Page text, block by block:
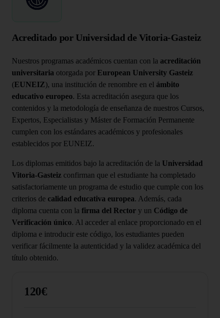
Acreditado por Universidad de Vitoria-Gasteiz
Nuestros programas académicos cuentan con la acreditación
universitaria otorgada por European University Gasteiz
(EUNEIZ), una institución de renombre en el ámbito
educativo europeo. Esta acreditación asegura que los
contenidos y la metodología de enseñanza de nuestros Cursos,
Expertos, Especialistas y Máster de Formación Permanente
cumplen con los estándares académicos y profesionales
establecidos por EUNEIZ.
Los diplomas emitidos bajo la acreditación de la Universidad
Vitoria-Gasteiz confirman que el estudiante ha completado
satisfactoriamente un programa de estudio que cumple con los
criterios de calidad educativa europea. Además, cada
diploma cuenta con la firma del Rector y un Código de
Verificación único. Al acceder al enlace proporcionado en el
diploma e introducir este código, los estudiantes pueden
verificar fácilmente la autenticidad y la validez académica del
título obtenido.
120€